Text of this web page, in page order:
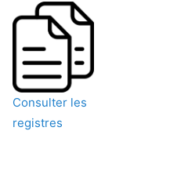
Consulter les
registres